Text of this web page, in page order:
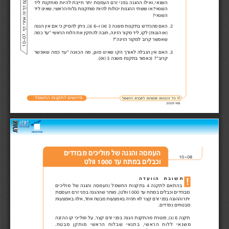
השנאי, ואילו ההגנה בפני זרם העמסת יתר חייבת להיות מותקנת ליד
השנאי? או ששתי ההגנות יכולות להיות מותקנות בלוח הראשי, שאינו ליד
השנאי?
.2 האם מהנדרש בתקנות משנה 3 )א( ו-6 )ג(, ניתן להסיק כי אם אין הגנה
)או הגנות( לקו, ליד מקור הזינה, חובה להתקין את הלוח הראשי "עד כמה
שאפשר קרוב למקור הזינה"?
.3 האם אין הגבלה לאורך הקו שאינו מוגן, מה הכוונה "עד כמה שאפשר
קרוב"? )כאמור בתקנת משנה 3 )א((.
פירושים לתקנות החשמל
10-07
יש
ל
מ
ק
ם
ד
ף
ז
ה
א
ח
ר
י
ד
ף
מאי 2005
בהתאם לתקנה 4 בתקנות החשמל )העמסה והגנה של מוליכים
מבודדים וכבלים במתח עד 1000 וולט(, מותר שההגנה בפני זרם העמסת
יתר וההגנה בפני זרם קצר לא תהיה באמצעות מבטח אחד, אלה באמצעות
מבטחים נפרדים.
תקנה 6 )ג(, פוטרת מהתקנת הגנה בפני זרם קצר, על מוליכי קו ההזנה
משנאי ללוח הראשי, בתנאי שבלוח הראשי מותקן מבטח.
תשובת  הוועדה
העמסה והגנה של מוליכים מבודדים
וכבלים במתח עד 1000 וולט
10-08